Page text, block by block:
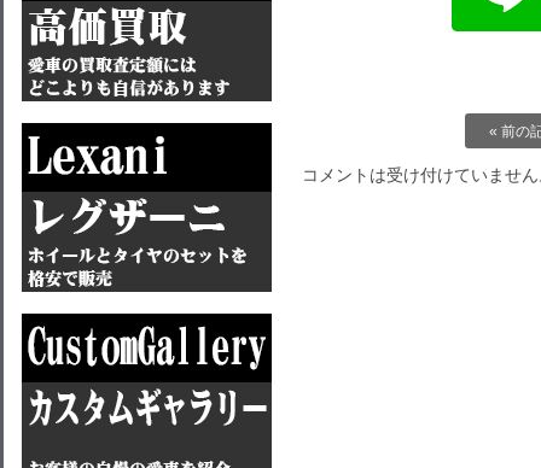
« 前の
コメントは受け付けていませ